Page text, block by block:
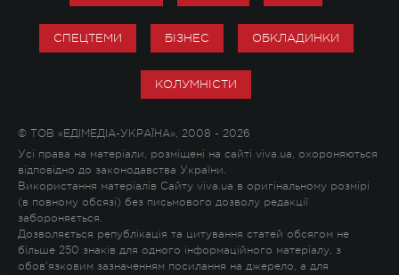
СПЕЦТЕМИ БІЗНЕС ОБКЛАДИНКИ
КОЛУМНІСТИ
© ТОВ «ЕДІМЕДІА-УКРАЇНА», 2008 - 2026
Усі права на матеріали, розміщені на сайті viva.ua, охороняються
відповідно до законодавства України.
Використання матеріалів Сайту viva.ua в оригінальному розмірі
(в повному обсязі) без письмового дозволу редакції
забороняється.
Дозволяється републікація та цитування статей обсягом не
більше 250 знаків для одного інформаційного матеріалу, з
обов'язковим зазначенням посилання на джерело, а для